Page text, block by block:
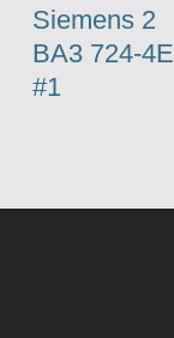
Siemens 2
BA3 724-4E
#1